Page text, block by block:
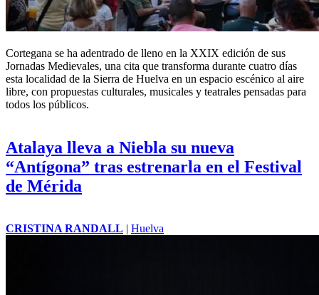
Cortegana se ha adentrado de lleno en la XXIX edición de sus
Jornadas Medievales, una cita que transforma durante cuatro días
esta localidad de la Sierra de Huelva en un espacio escénico al aire
libre, con propuestas culturales, musicales y teatrales pensadas para
todos los públicos.
Atalaya lleva a Niebla su nueva
“Antígona” tras estrenarla en el Festival
de Mérida
CRISTINA RANDALL Huelva